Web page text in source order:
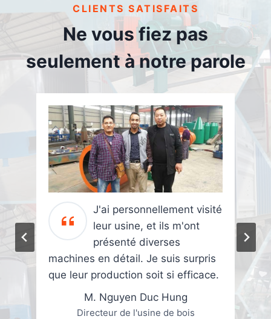
CLIENTS SATISFAITS
Ne vous fiez pas
seulement à notre parole
J'ai personnellement visité
leur usine, et ils m'ont
présenté diverses
machines en détail. Je suis surpris
que leur production soit si efficace.
M. Nguyen Duc Hung
Directeur de l'usine de bois